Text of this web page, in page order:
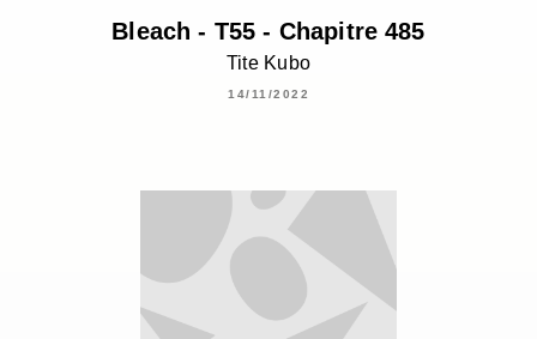
Bleach - T55 - Chapitre 485
Tite Kubo
14/11/2022